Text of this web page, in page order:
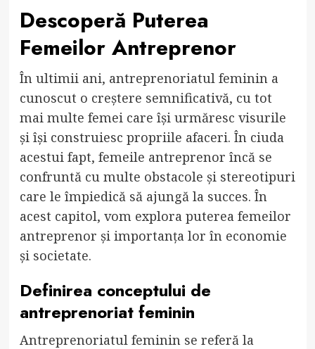
Descoperă Puterea
Femeilor Antreprenor
În ultimii ani, antreprenoriatul feminin a
cunoscut o creștere semnificativă, cu tot
mai multe femei care își urmăresc visurile
și își construiesc propriile afaceri. În ciuda
acestui fapt, femeile antreprenor încă se
confruntă cu multe obstacole și stereotipuri
care le împiedică să ajungă la succes. În
acest capitol, vom explora puterea femeilor
antreprenor și importanța lor în economie
și societate.
Definirea conceptului de
antreprenoriat feminin
Antreprenoriatul feminin se referă la